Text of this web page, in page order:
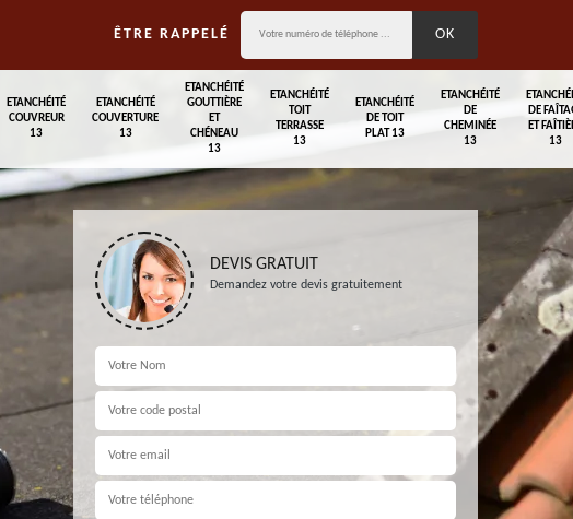
ÊTRE RAPPELÉ
ETANCHÉITÉ
COUVREUR
13
ETANCHÉITÉ
COUVERTURE
13
ETANCHÉITÉ
GOUTTIÈRE
ET
CHÉNEAU
13
ETANCHÉITÉ
TOIT
TERRASSE
13
ETANCHÉITÉ
DE TOIT
PLAT 13
ETANCHÉITÉ
DE
CHEMINÉE
13
DE
ET
13
DEVIS GRATUIT
Demandez votre devis gratuitement